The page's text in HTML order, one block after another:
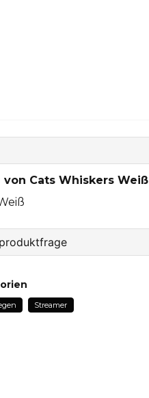
von Cats Whiskers Weiß
etwas zu diesem produkt...
Streamer